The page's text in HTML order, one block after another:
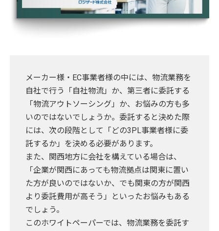
メーカー様・EC事業者様の中には、物流業務を
自社で行う「自社物流」か、第三者に委託する
「物流アウトソーシング」か、お悩みの方も多
いのではないでしょうか。委託すると決めた際
には、次の段階として「どの3PL事業者様に委
託するか」を決める必要があります。
また、関西地方に会社を構えている場合は、
「企業が関西にあっても物流拠点は関東に置い
た方が良いのではないか、でも関東の方が関西
より委託費用が高そう」といったお悩みもある
でしょう。
このホワイトペーパーでは、物流業務を委託す